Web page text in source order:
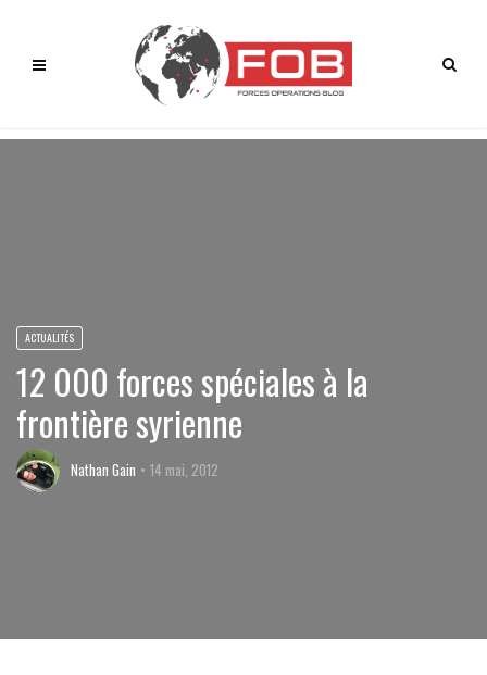
ACTUALITÉS
12 000 forces spéciales à la
frontière syrienne
Nathan Gain 14 mai, 2012